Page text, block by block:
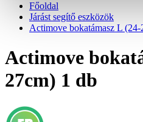
Főoldal
Járást segítő eszközök
Actimove bokatámasz L
Actimove
27cm) 1 db